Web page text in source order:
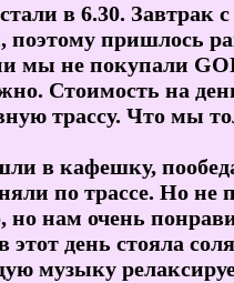
в 6.30.
поэтому пришлось
мы не покупали
Стоимость на
трассу. Что мы
в кафешку,
по трассе. Но
но нам очень
этот день стояла
музыку